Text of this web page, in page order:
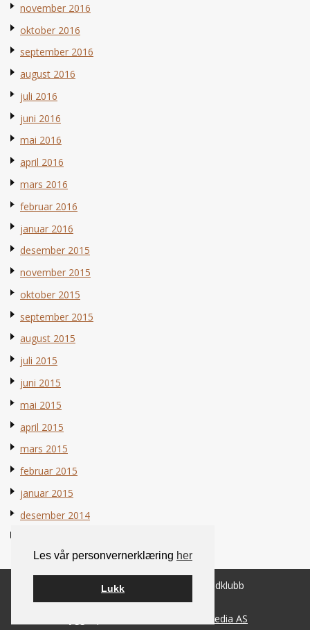
Les vår personvernerklæring her
Lukk
november 2016
oktober 2016
september 2016
august 2016
juli 2016
juni 2016
mai 2016
april 2016
mars 2016
februar 2016
januar 2016
desember 2015
november 2015
oktober 2015
september 2015
august 2015
juli 2015
juni 2015
mai 2015
april 2015
mars 2015
februar 2015
januar 2015
desember 2014
© 2026 Norsk Berner Sennenhundklubb
Smart Media AS